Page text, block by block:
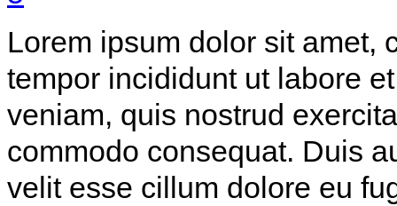
Lorem ipsum dolor sit amet,
tempor incididunt ut labore
veniam, quis nostrud
commodo consequat. Duis
velit esse cillum dolore eu